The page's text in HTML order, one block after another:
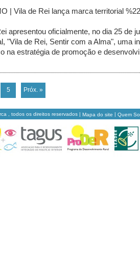
| Vila de Rei lança marca territorial
apresentou oficialmente, no dia 25 de
"Vila de Rei, Sentir com a Alma", uma
na estratégia de promoção e
5 Próx. »
, todos os direitos reservados | Mapa do site | Quem